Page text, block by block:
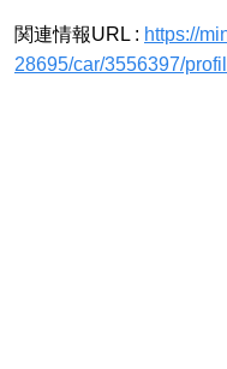
関連情報URL : https://
28695/car/3556397/